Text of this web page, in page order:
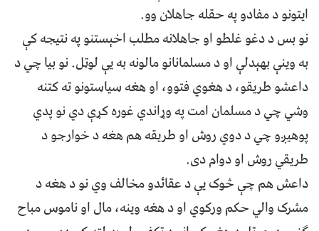
ايتونو د مفادو په حقله جاهلان وو.
نو بس د دغو غلطو او جاهلانه مطلب اخېستنو په نتيجه کې
به وينې بهېدلې او د مسلمانانو مالونه به يې لوټل. نو بيا چي د
داعشو طريقو، د هغوي فتوو، او هغه سياستونو ته کتنه
وشي چي د مسلمان امت په وړاندي غوره کړې دي نو پدي
پوهيږو چي د دوي روش او طريقه هم هغه د خوارجو د
طريقي روش او دوام دى.
داعش هم چې څوک يې د عقائدو مخالف وي نو د هغه د
مشرک والي حکم ورکوي او د هغه وينه، مال او ناموس مباح